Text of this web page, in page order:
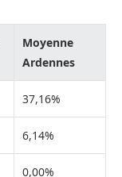
Moyenne
Ardennes
37,16%
6,14%
0,00%